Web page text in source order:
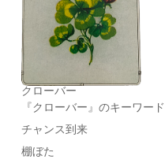
クローバー
『クローバー』のキーワー
チャンス到来
棚ぼた